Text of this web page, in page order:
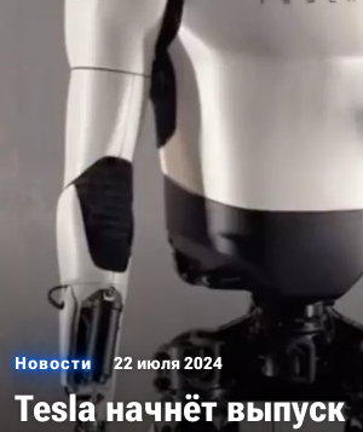
Новости 22 июля 2024
Tesla начнёт выпуск